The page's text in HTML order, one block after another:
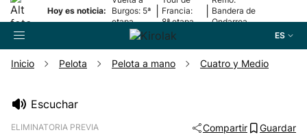
Hoy es noticia:
Burgos: 5ª
etapa
Francia:
8ª etapa
Bandera de
Ondarroa
ES
Inicio Pelota Pelota a mano Cuatro y Medio
Escuchar
ELIMINATORIA PREVIA Compartir Guardar